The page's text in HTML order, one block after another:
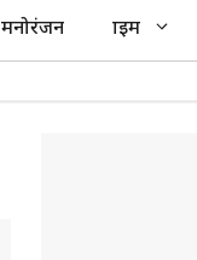
मनोरंजन क्राइम